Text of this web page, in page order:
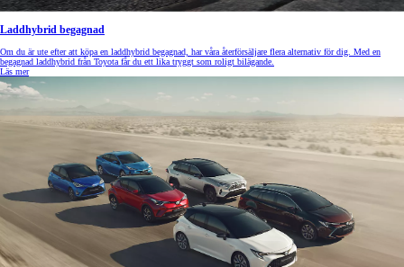
Laddhybrid begagnad
Om du är ute efter att köpa en laddhybrid begagnad, har våra återförsäljare flera alternativ för dig. Med en
begagnad laddhybrid från Toyota får du ett lika tryggt som roligt bilägande.
Läs mer